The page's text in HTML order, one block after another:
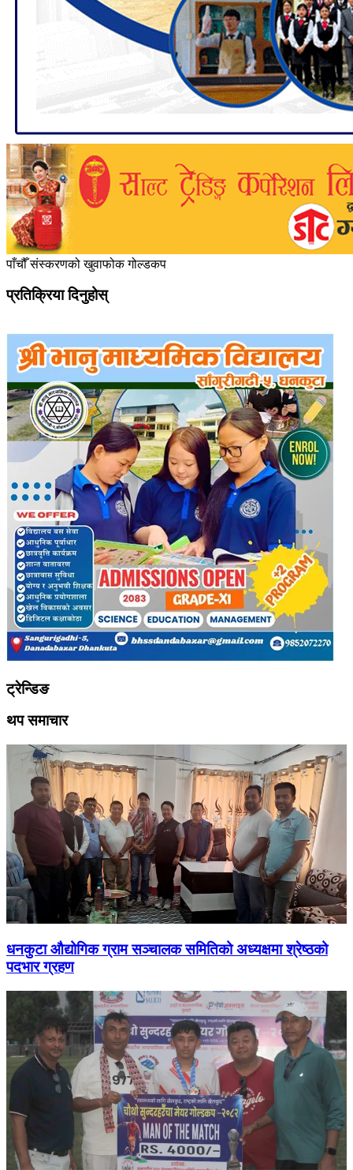
पाँचौँ संस्करणको खुवाफोक गोल्डकप
प्रतिक्रिया दिनुहोस्
ट्रेन्डिङ
थप समाचार
धनकुटा औद्योगिक ग्राम सञ्चालक समितिको अध्यक्षमा श्रेष्ठको
पदभार ग्रहण